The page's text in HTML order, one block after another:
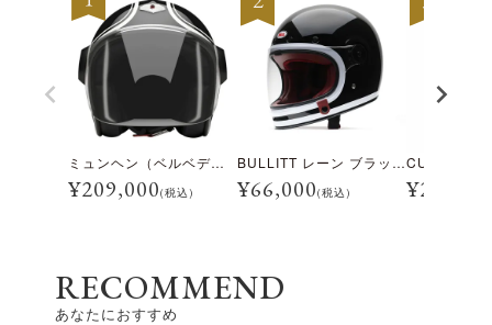
ミュンヘン（ベルベデーレ）
¥209,000(税込)
BULLITT レーン ブラック/ホワイト
¥66,000(税込) ¥28,600
RECOMMEND
あなたにおすすめ